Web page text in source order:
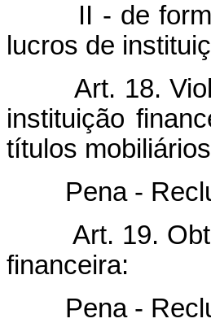
II - de
lucros de
Art. 18.
instituição
títulos
Pena -
Art. 19.
financeira:
Pena -